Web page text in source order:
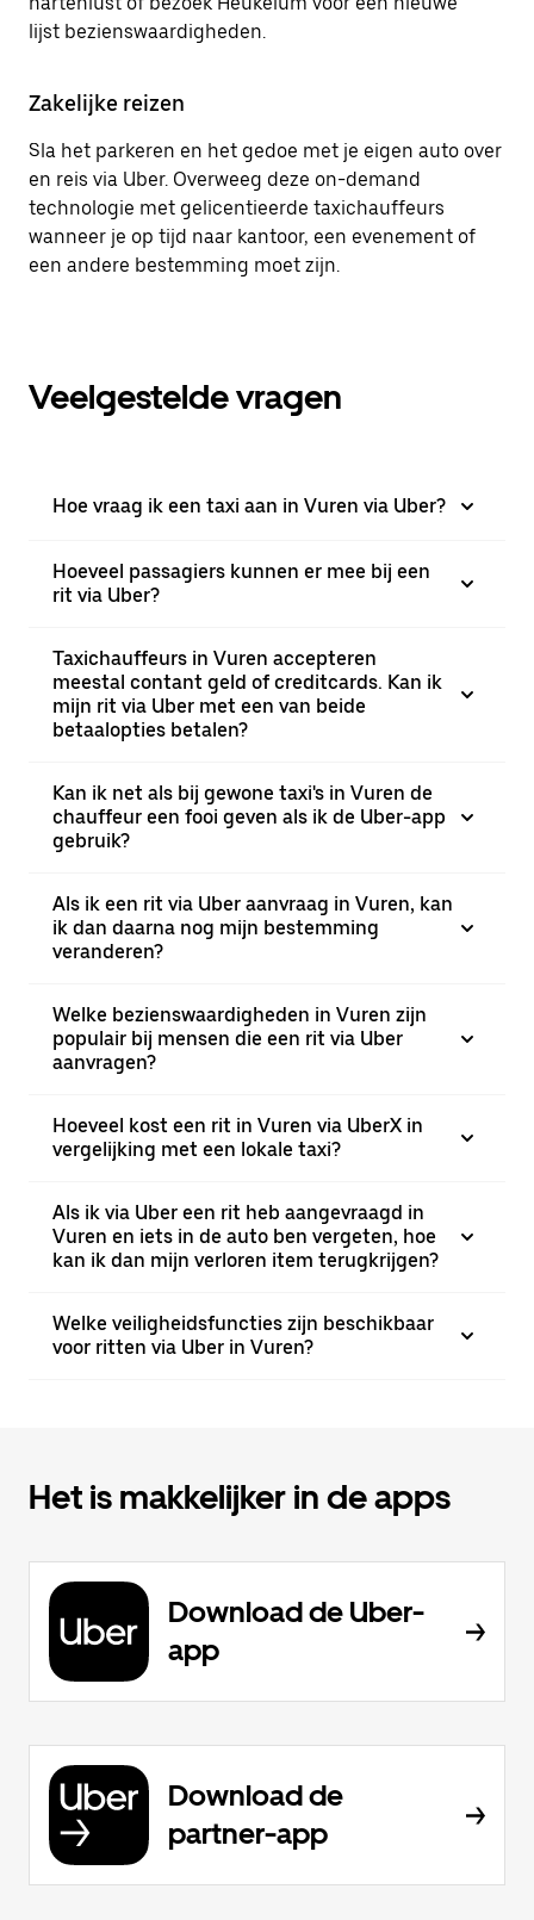
lijst bezienswaardigheden.
Zakelijke reizen
Sla het parkeren en het gedoe met je eigen auto over
en reis via Uber. Overweeg deze on-demand
technologie met gelicentieerde taxichauffeurs
wanneer je op tijd naar kantoor, een evenement of
een andere bestemming moet zijn.
Veelgestelde vragen
Hoe vraag ik een taxi aan in Vuren via Uber?
Hoeveel passagiers kunnen er mee bij een
rit via Uber?
Taxichauffeurs in Vuren accepteren
meestal contant geld of creditcards. Kan ik
mijn rit via Uber met een van beide
betaalopties betalen?
Kan ik net als bij gewone taxi's in Vuren de
chauffeur een fooi geven als ik de Uber-app
gebruik?
Als ik een rit via Uber aanvraag in Vuren, kan
ik dan daarna nog mijn bestemming
veranderen?
Welke bezienswaardigheden in Vuren zijn
populair bij mensen die een rit via Uber
aanvragen?
Hoeveel kost een rit in Vuren via UberX in
vergelijking met een lokale taxi?
Als ik via Uber een rit heb aangevraagd in
Vuren en iets in de auto ben vergeten, hoe
kan ik dan mijn verloren item terugkrijgen?
Welke veiligheidsfuncties zijn beschikbaar
voor ritten via Uber in Vuren?
Het is makkelijker in de apps
Download de Uber-
app
Download de
partner-app